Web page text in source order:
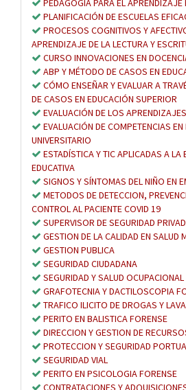
PEDAGOGÍA PARA EL APRENDIZAJE
PLANIFICACIÓN DE ESCUELAS
PROCESOS COGNITIVOS Y
APRENDIZAJE DE LA LECTURA Y
CURSO INNOVACIONES EN
ABP Y MÉTODO DE CASOS EN
CÓMO ENSEÑAR Y EVALUAR A
DE CASOS EN EDUCACIÓN SUPERIOR
EVALUACIÓN DE LOS APRENDIZAJES
EVALUACIÓN DE COMPETENCIAS
UNIVERSITARIO
ESTADÍSTICA Y TIC APLICADAS A LA
EDUCATIVA
SIGNOS Y SÍNTOMAS DEL NIÑO EN
METODOS DE DETECCION,
CONTROL AL PACIENTE COVID 19
SUPERVISOR DE SEGURIDAD
GESTION DE LA CALIDAD EN SALUD
GESTION PUBLICA
SEGURIDAD CIUDADANA
SEGURIDAD Y SALUD OCUPACIONAL
GRAFOTECNIA Y DACTILOSCOPIA
TRAFICO ILICITO DE DROGAS Y
PERITO EN BALISTICA FORENSE
DIRECCION Y GESTION DE
PROTECCION Y SEGURIDAD
SEGURIDAD VIAL
PERITO EN PSICOLOGIA FORENSE
CONTRATACIONES Y